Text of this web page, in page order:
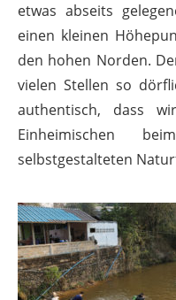
etwas abseits
einen kleinen
den hohen Norden.
vielen Stellen so
authentisch, dass
Einheimischen
selbstgestalteten